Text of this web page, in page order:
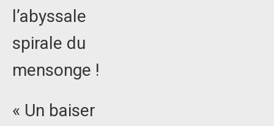
l’abyssale
spirale du
mensonge !
« Un baiser